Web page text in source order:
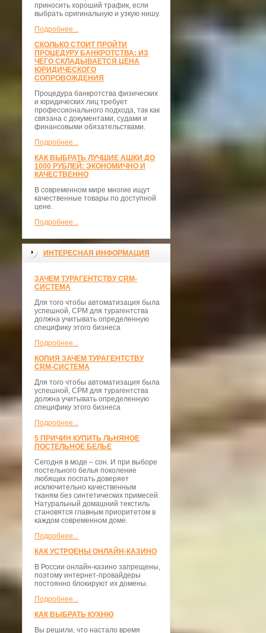
приносить хороший трафик, если
выбрать оригинальную и узкую нишу.
Подробнее...
СКОЛЬКО СТОИТ ПРОЙТИ
ПРОЦЕДУРУ БАНКРОТСТВА: ИЗ
ЧЕГО СКЛАДЫВАЕТСЯ ЦЕНА
ЮРИДИЧЕСКОГО
СОПРОВОЖДЕНИЯ
Процедура банкротства физических
и юридических лиц требует
профессионального подхода, так как
связана с документами, судами и
финансовыми обязательствами.
Подробнее...
КАК ВЫБРАТЬ ЛУЧШИЕ АШКИ ДО
1000 РУБЛЕЙ: ЭКОНОМИЧНО И
КАЧЕСТВЕННО
В современном мире многие ищут
качественные товары по доступной
цене.
Подробнее...
ИНТЕРЕСНАЯ ИНФОРМАЦИЯ
ЗАЧЕМ ТУРАГЕНТСТВУ CRM-
СИСТЕМА
Для того чтобы автоматизация была
успешной, СРМ для турагентства
должна учитывать определенную
специфику этого бизнеса
Подробнее...
КОПИЯ ЗАЧЕМ ТУРАГЕНТСТВУ
CRM-СИСТЕМА
Для того чтобы автоматизация была
успешной, СРМ для турагентства
должна учитывать определенную
специфику этого бизнеса
Подробнее...
5 ПРИЧИН КУПИТЬ ЛЬНЯНОЕ
ПОСТЕЛЬНОЕ БЕЛЬЕ
Сегодня в моде – сон. И при выборе
постельного белья поколение
любящих поспать доверяет
исключительно качественным
тканям без синтетических примесей.
Натуральный домашний текстиль
становятся главным приоритетом в
каждом современном доме.
Подробнее...
КАК УСТРОЕНЫ ОНЛАЙН-КАЗИНО
В России онлайн-казино запрещены,
поэтому интернет-провайдеры
постоянно блокируют их домены.
Подробнее...
КАК ВЫБРАТЬ КУХНЮ
Вы решили, что настало время